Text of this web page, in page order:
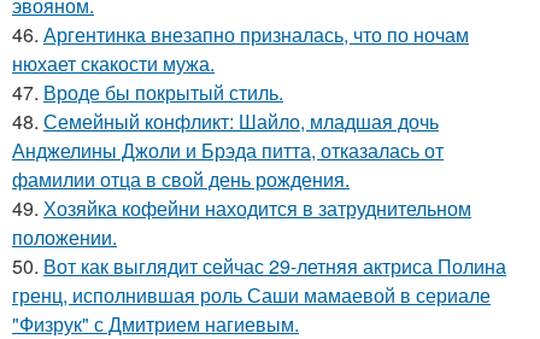
46. Аргентинка внезапно призналась, что по ночам
нюхает скакости мужа.
47. Вроде бы покрытый стиль.
48. Семейный конфликт: Шайло, младшая дочь
Анджелины Джоли и Брэда питта, отказалась от
фамилии отца в свой день рождения.
49. Хозяйка кофейни находится в затруднительном
положении.
50. Вот как выглядит сейчас 29-летняя актриса Полина
гренц, исполнившая роль Саши мамаевой в сериале
"Физрук" с Дмитрием нагиевым.